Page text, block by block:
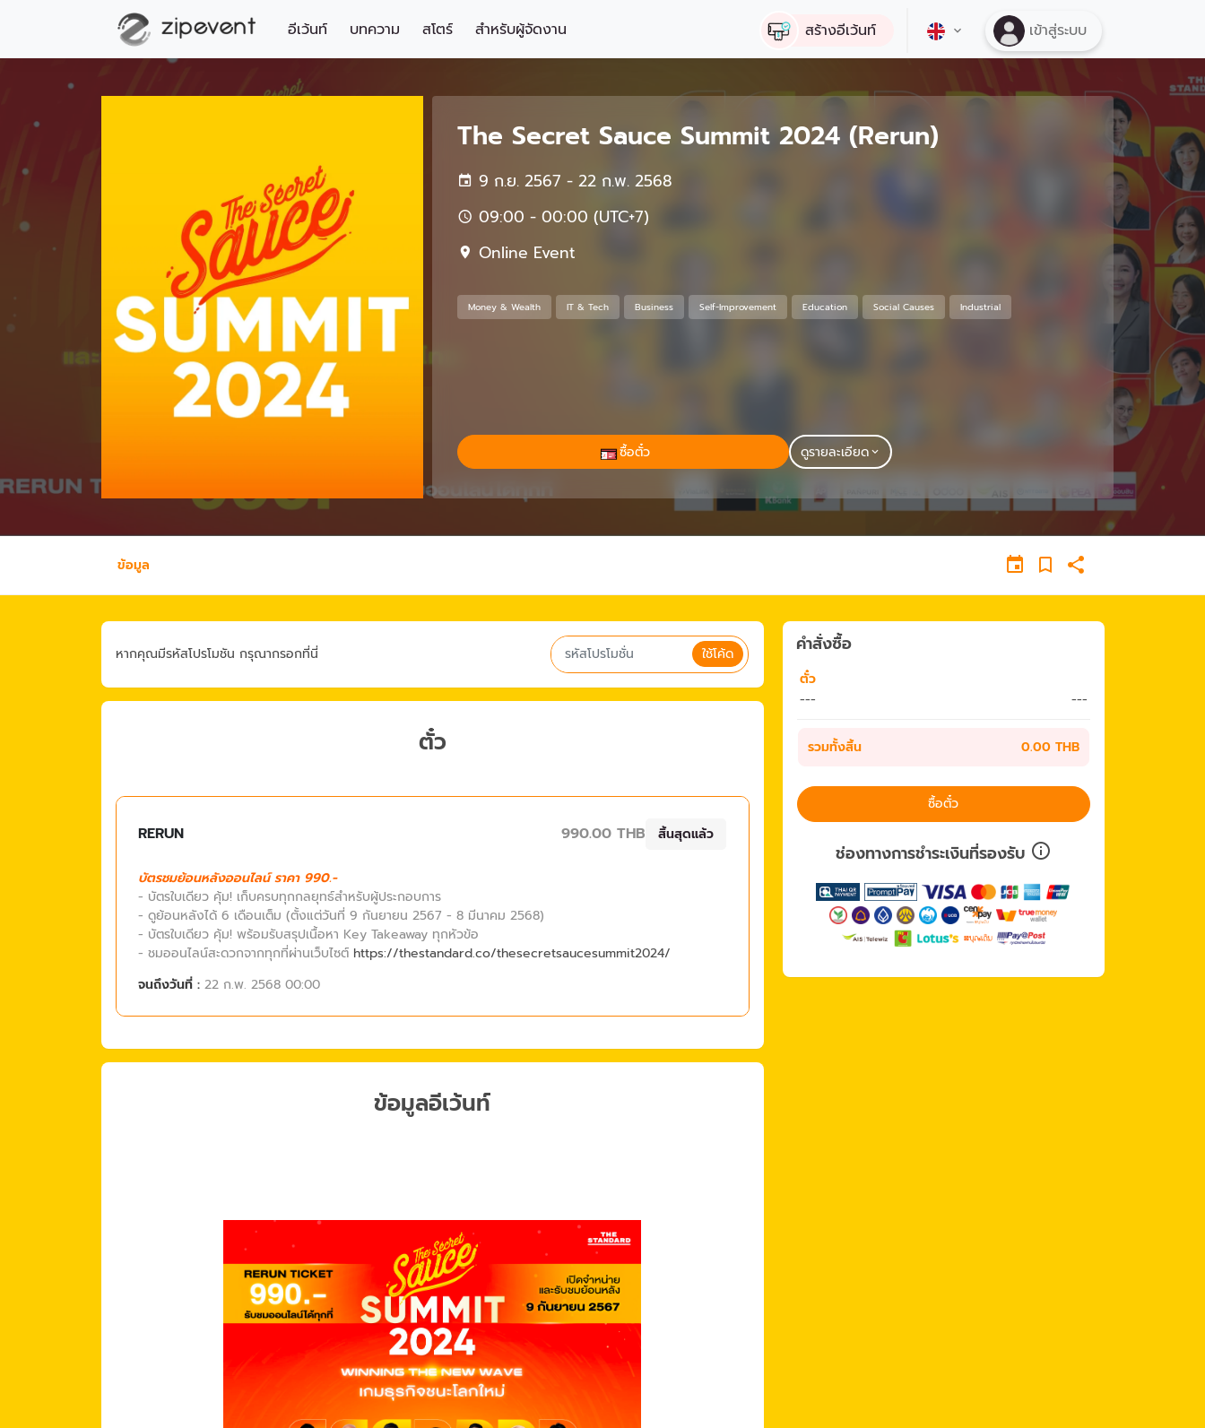
อีเว้นท์ บทความ สโตร์ สำหรับผู้จัดงาน สร้างอีเว้นท์ เข้าสู่ระบบ
The Secret Sauce Summit 2024 (Rerun)
9 ก.ย. 2567 - 22 ก.พ. 2568
09:00 - 00:00 (UTC+7)
Online Event
Money & Wealth IT & Tech Business Self-Improvement Education Social Causes Industrial
ซื้อตั๋ว ดูรายละเอียด
ข้อมูล
หากคุณมีรหัสโปรโมชัน กรุณากรอกที่นี่ ใช้โค้ด
ตั๋ว
RERUN 990.00 THB สิ้นสุดแล้ว
บัตรชมย้อนหลังออนไลน์ ราคา 990.-
- บัตรใบเดียว คุ้ม! เก็บครบทุกกลยุทธ์สำหรับผู้ประกอบการ
- ดูย้อนหลังได้ 6 เดือนเต็ม (ตั้งแต่วันที่ 9 กันยายน 2567 - 8 มีนาคม 2568)
- บัตรใบเดียว คุ้ม! พร้อมรับสรุปเนื้อหา Key Takeaway ทุกหัวข้อ
- ชมออนไลน์สะดวกจากทุกที่ผ่านเว็บไซต์ https://thestandard.co/thesecretsaucesummit2024/
จนถึงวันที่ : 22 ก.พ. 2568 00:00
ข้อมูลอีเว้นท์
คำสั่งซื้อ
ตั๋ว
---
---
รวมทั้งสิ้น 0.00 THB
ซื้อตั๋ว
ช่องทางการชำระเงินที่รองรับ